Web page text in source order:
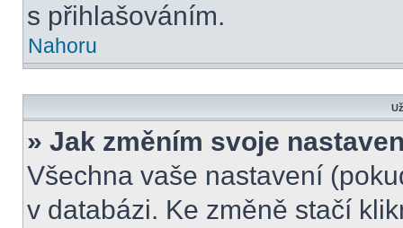
s přihlašováním.
Nahoru
» Jak změním svoje
Všechna vaše nastavení
v databázi. Ke změně stačí